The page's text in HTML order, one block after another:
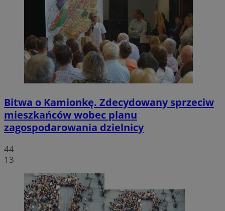
Bitwa o Kamionkę. Zdecydowany sprzeciw
mieszkańców wobec planu
zagospodarowania dzielnicy
44
13